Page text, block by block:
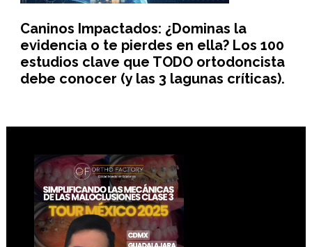
Caninos Impactados: ¿Dominas la
evidencia o te pierdes en ella? Los 100
estudios clave que TODO ortodoncista
debe conocer (y las 3 lagunas críticas).
Footer